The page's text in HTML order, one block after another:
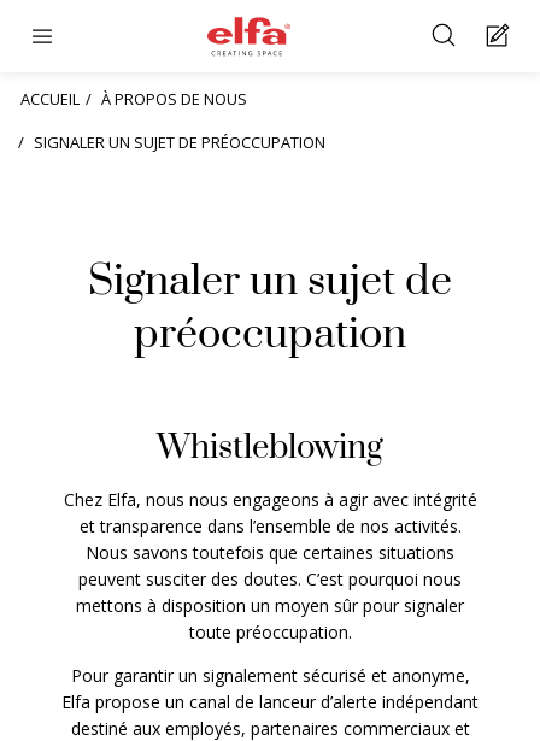
ACCUEIL
À PROPOS DE NOUS
SIGNALER UN SUJET DE PRÉOCCUPATION
Signaler un sujet de
préoccupation
Whistleblowing
Chez Elfa, nous nous engageons à agir avec intégrité
et transparence dans l’ensemble de nos activités.
Nous savons toutefois que certaines situations
peuvent susciter des doutes. C’est pourquoi nous
mettons à disposition un moyen sûr pour signaler
toute préoccupation.
Pour garantir un signalement sécurisé et anonyme,
Elfa propose un canal de lanceur d’alerte indépendant
destiné aux employés, partenaires commerciaux et